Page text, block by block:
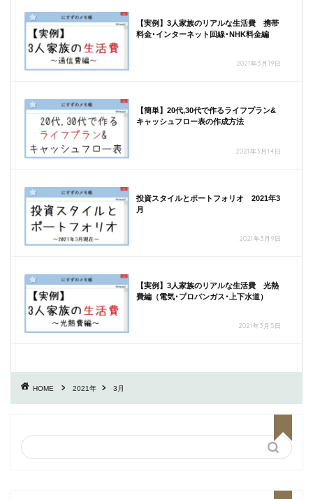
【実例】3人家族のリアルな生活費 携帯
料金･インターネット回線･NHK料金編
2021年3月19日
【簡単】20代,30代で作るライフプラン&
キャッシュフロー表の作成方法
2021年3月14日
投資スタイルとポートフォリオ 2021年3
月
2021年3月9日
【実例】3人家族のリアルな生活費 光熱
費編（電気･プロパンガス･上下水道）
2021年3月5日
HOME 2021年 3月